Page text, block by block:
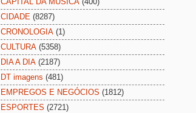
CIDADE (8287)
CRONOLOGIA (1)
CULTURA (5358)
DIA A DIA (2187)
DT imagens (481)
EMPREGOS E NEGÓCIOS (1812)
ESPORTES (2721)